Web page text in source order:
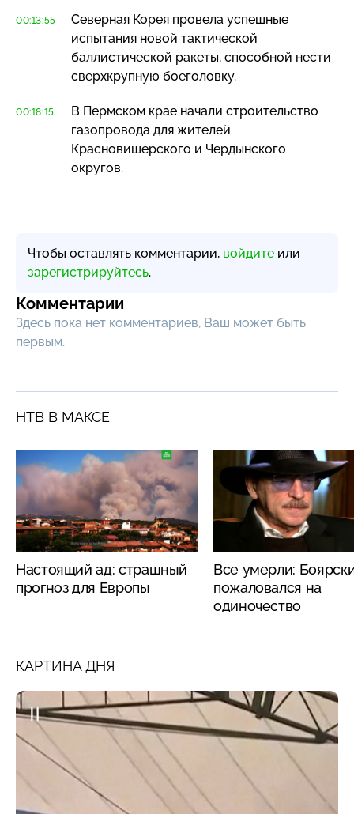
00:13:55
Северная Корея провела успешные
испытания новой тактической
баллистической ракеты, способной нести
сверхкрупную боеголовку.
00:18:15
В Пермском крае начали строительство
газопровода для жителей
Красновишерского и Чердынского
округов.
Чтобы оставлять комментарии, войдите или
зарегистрируйтесь.
Комментарии
Здесь пока нет комментариев, Ваш может быть
первым.
НТВ В МАКСЕ
Настоящий ад: страшный
прогноз для Европы
Все умерли:
пожаловался на
одиночество
КАРТИНА ДНЯ